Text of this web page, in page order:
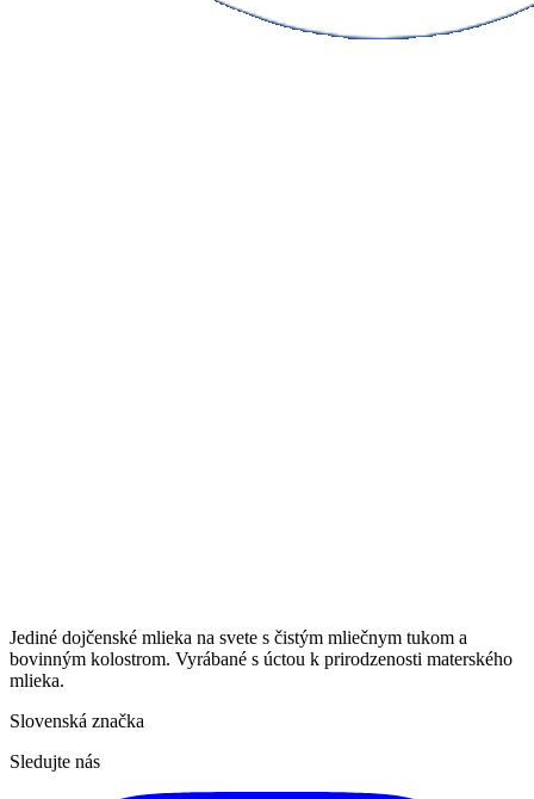
Jediné dojčenské mlieka na svete s čistým mliečnym tukom a
bovinným kolostrom. Vyrábané s úctou k prirodzenosti materského
mlieka.
Slovenská značka
Sledujte nás